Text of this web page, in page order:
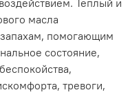
Теплый и
масла
помогающим
состояние,
тревоги,